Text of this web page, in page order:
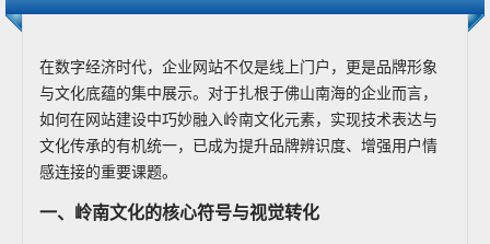
在数字经济时代，企业网站不仅是线上门户，更是品牌形象
与文化底蕴的集中展示。对于扎根于佛山南海的企业而言，
如何在网站建设中巧妙融入岭南文化元素，实现技术表达与
文化传承的有机统一，已成为提升品牌辨识度、增强用户情
感连接的重要课题。
一、岭南文化的核心符号与视觉转化